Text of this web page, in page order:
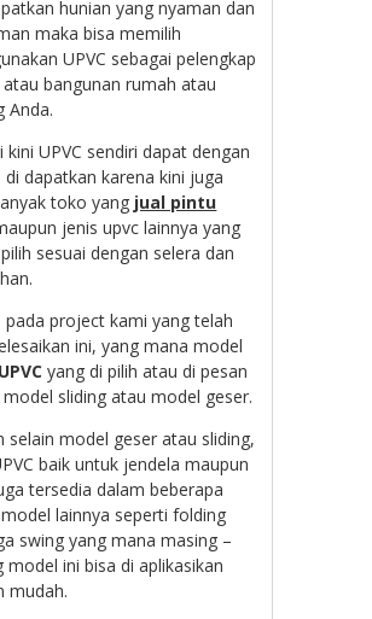
hunian yang nyaman dan
maka bisa memilih
UPVC sebagai pelengkap
bangunan rumah atau
Anda.
kini UPVC sendiri dapat dengan
di dapatkan karena kini juga
toko yang jual pintu
jenis upvc lainnya yang
sesuai dengan selera dan
pada project kami yang telah
ini, yang mana model
yang di pilih atau di pesan
sliding atau model geser.
selain model geser atau sliding,
baik untuk jendela maupun
tersedia dalam beberapa
lainnya seperti folding
swing yang mana masing –
model ini bisa di aplikasikan
mudah.